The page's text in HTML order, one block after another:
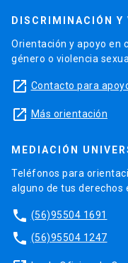
DISCRIMINACIÓN Y
Orientación y apoyo en
género o violencia
launch Contacto para
launch Más orientación
MEDIACIÓN
Teléfonos para
alguno de tus derechos
phone (56)95504 1691
phone (56)95504 1247